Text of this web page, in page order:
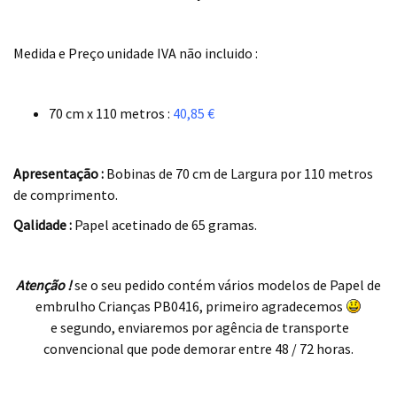
Medida e Preço unidade IVA não incluido :
70 cm x 110 metros : 40,85 €
Apresentação : Bobinas de 70 cm de Largura por 110 metros
de comprimento.
Qalidade : Papel acetinado de 65 gramas.
Atenção !se o seu pedido contém vários modelos de Papel de
embrulho Crianças PB0416, primeiro agradecemos
e segundo, enviaremos por agência de transporte
convencional que pode demorar entre 48 / 72 horas.